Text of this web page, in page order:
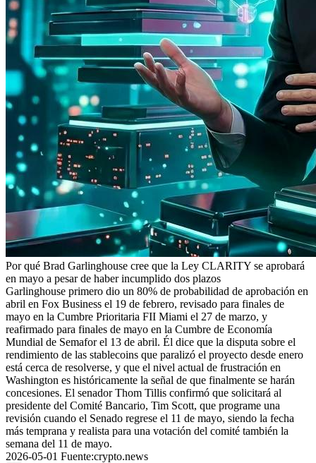
Por qué Brad Garlinghouse cree que la Ley CLARITY se aprobará
en mayo a pesar de haber incumplido dos plazos
Garlinghouse primero dio un 80% de probabilidad de aprobación en
abril en Fox Business el 19 de febrero, revisado para finales de
mayo en la Cumbre Prioritaria FII Miami el 27 de marzo, y
reafirmado para finales de mayo en la Cumbre de Economía
Mundial de Semafor el 13 de abril. Él dice que la disputa sobre el
rendimiento de las stablecoins que paralizó el proyecto desde enero
está cerca de resolverse, y que el nivel actual de frustración en
Washington es históricamente la señal de que finalmente se harán
concesiones. El senador Thom Tillis confirmó que solicitará al
presidente del Comité Bancario, Tim Scott, que programe una
revisión cuando el Senado regrese el 11 de mayo, siendo la fecha
más temprana y realista para una votación del comité también la
semana del 11 de mayo.
2026-05-01 Fuente:crypto.news